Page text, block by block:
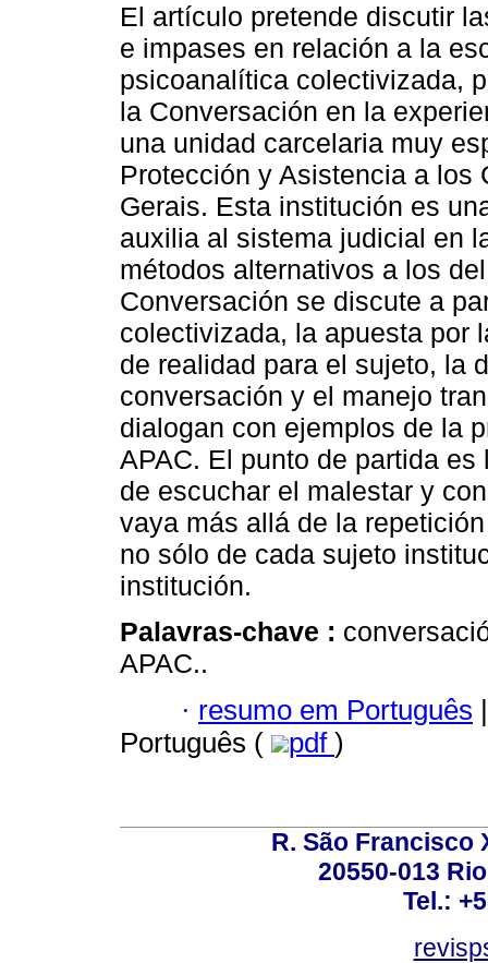
El artículo pretende discutir
e impases en relación a la
psicoanalítica colectivizada,
la Conversación en la
una unidad carcelaria muy
Protección y Asistencia a los
Gerais. Esta institución es
auxilia al sistema judicial en
métodos alternativos a los
Conversación se discute a
colectivizada, la apuesta por
de realidad para el sujeto, la
conversación y el manejo
dialogan con ejemplos de la
APAC. El punto de partida
de escuchar el malestar y
vaya más allá de la
no sólo de cada sujeto
institución.
Palavras-chave :
APAC..
· resumo em Português |
Português (
pdf )
R. São Francisco
20550-013
Tel.: